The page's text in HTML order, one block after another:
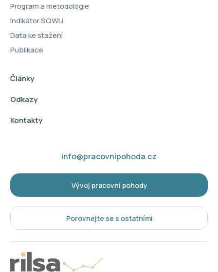
Program a metodologie
Indikátor SQWLi
Data ke stažení
Publikace
Články
Odkazy
Kontakty
info@pracovnipohoda.cz
Vývoj pracovní pohody
Porovnejte se s ostatními